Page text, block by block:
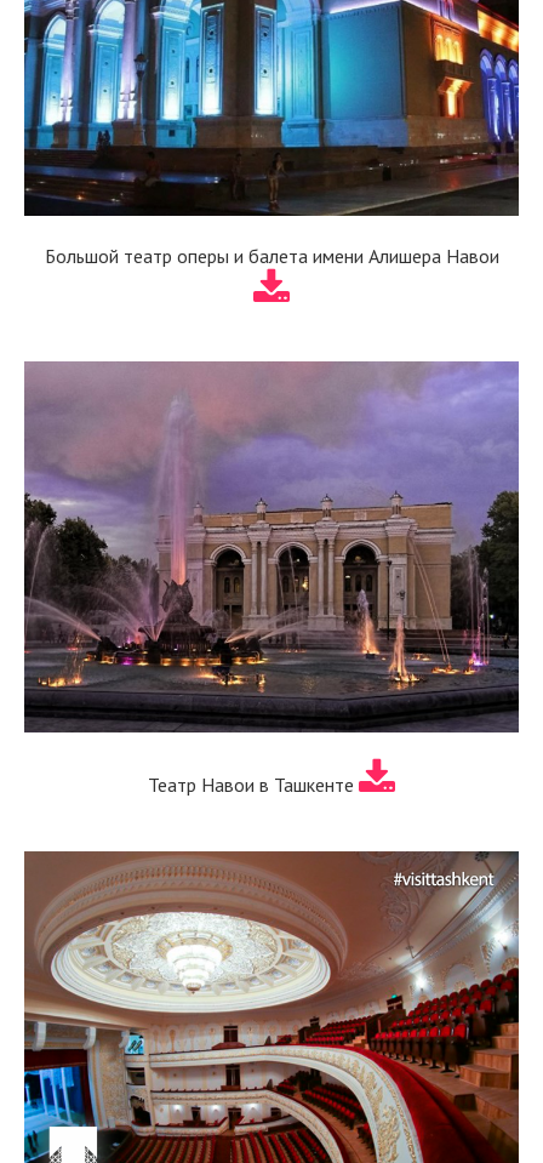
Большой театр оперы и балета имени Алишера Навои
Театр Навои в Ташкенте